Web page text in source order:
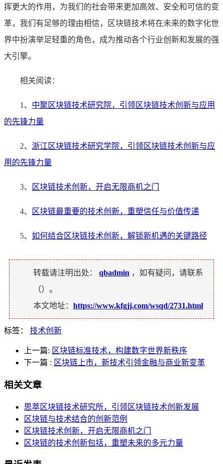
挥更大的作用，为我们的社会带来更加高效、安全和可信的变
革，我们有足够的理由相信，区块链技术将在未来的数字化世
界中扮演举足轻重的角色，成为推动各个行业创新和发展的强
大引擎。
相关阅读：
1、 中聚区块链技术研究院，引领区块链技术创新与应用
的先锋力量
2、 浙江区块链技术研究学院，引领区块链技术创新与应
用的先锋力量
3、 区块链技术创新，开启无限商机之门
4、 区块链最重要的技术创新，重塑信任与价值传递
5、 如何结合区块链技术创新，解锁新机遇的关键路径
转载请注明出处： qbadmin ，如有疑问，请联系
（）。
本文地址： https://www.kfgjj.com/wsqd/2731.html
标签： 技术创新
上一篇: 区块链标准技术，构建数字世界新秩序
下一篇 : 区块链上市，新技术引领金融与商业新变革
相关文章
思萃区块链技术研究所，引领区块链技术创新发展
区块链与技术结合的创新范例
区块链技术创新，开启无限商机之门
区块链的技术创新包括，重塑未来的多元力量